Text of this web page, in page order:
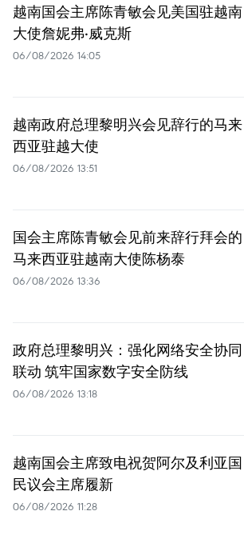
越南国会主席陈青敏会见美国驻越南
大使詹妮弗·威克斯
06/08/2026 14:05
越南政府总理黎明兴会见辞行的马来
西亚驻越大使
06/08/2026 13:51
国会主席陈青敏会见前来辞行拜会的
马来西亚驻越南大使陈杨泰
06/08/2026 13:36
政府总理黎明兴：强化网络安全协同
联动 筑牢国家数字安全防线
06/08/2026 13:18
越南国会主席致电祝贺阿尔及利亚国
民议会主席履新
06/08/2026 11:28